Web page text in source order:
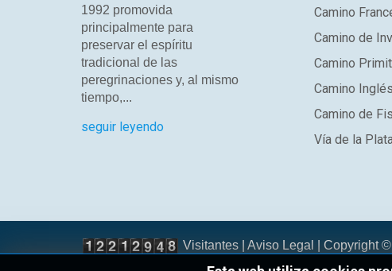
1992 promovida
principalmente para
preservar el espíritu
tradicional de las
peregrinaciones y, al mismo
tiempo,...
seguir leyendo
Camino
Camino de
Camino
Camino Inglés
Camino de
Vía de la
Visitantes | Aviso Legal | Copyright